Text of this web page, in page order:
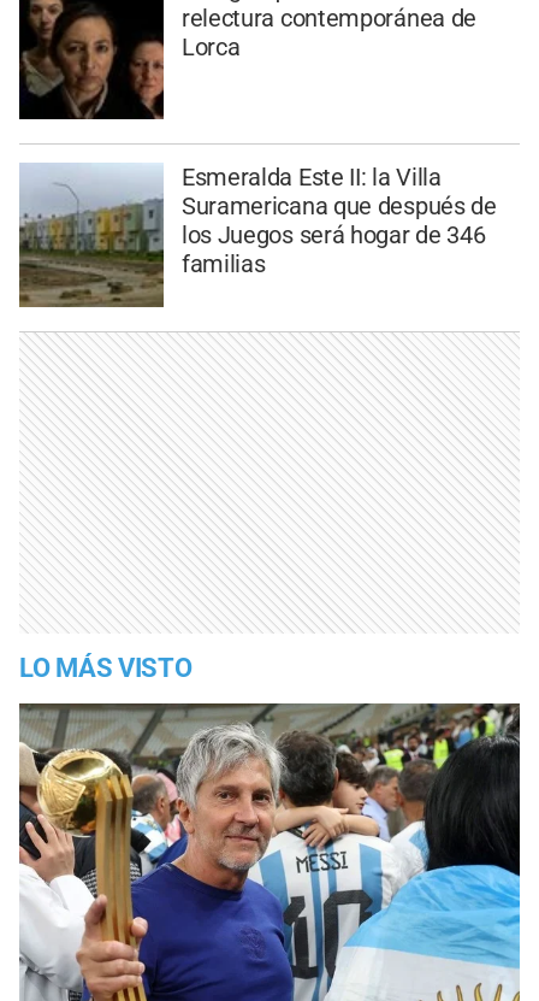
relectura contemporánea de
Lorca
Esmeralda Este II: la Villa
Suramericana que después de
los Juegos será hogar de 346
familias
LO MÁS VISTO